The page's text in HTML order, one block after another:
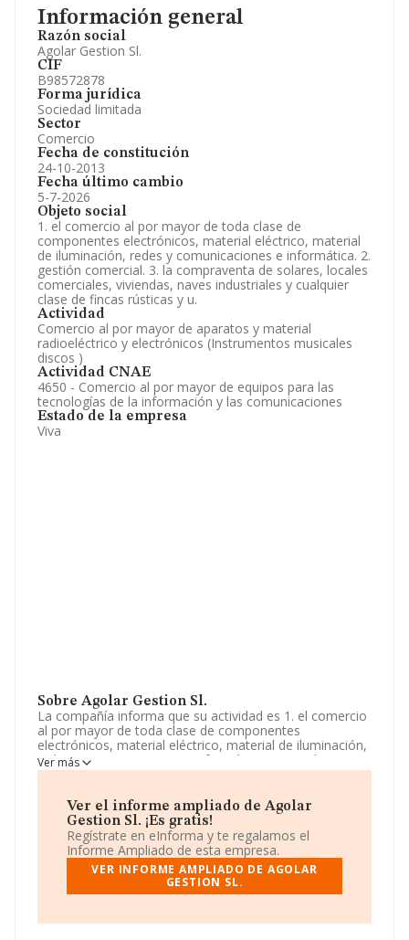
Información general
Razón social
Agolar Gestion Sl.
CIF
B98572878
Forma jurídica
Sociedad limitada
Sector
Comercio
Fecha de constitución
24-10-2013
Fecha último cambio
5-7-2026
Objeto social
1. el comercio al por mayor de toda clase de
componentes electrónicos, material eléctrico, material
de iluminación, redes y comunicaciones e informática. 2.
gestión comercial. 3. la compraventa de solares, locales
comerciales, viviendas, naves industriales y cualquier
clase de fincas rústicas y u.
Actividad
Comercio al por mayor de aparatos y material
radioeléctrico y electrónicos (Instrumentos musicales
discos )
Actividad CNAE
4650 - Comercio al por mayor de equipos para las
tecnologías de la información y las comunicaciones
Estado de la empresa
Viva
Sobre Agolar Gestion Sl.
La compañía informa que su actividad es 1. el comercio
al por mayor de toda clase de componentes
electrónicos, material eléctrico, material de iluminación,
redes y comunicaciones e informática. 2. gestión
comercial. 3. la compraventa de solares, locales
clase de fincas rústicas y u. La empresa está registrada
como Sociedad Limitada. Tiene CNAE: 4650 - '%cnae%'.
La compañía no tiene actividad en mercados exteriores.
Ha tenido un 75% más de empleados y teniendo en
cuenta la información disponible en INFORMA, ha
dispuesto de un número de empleados por encima de la
Ver más
Ver el informe ampliado de Agolar
Gestion Sl. ¡Es gratis!
Regístrate en eInforma y te regalamos el
Informe Ampliado de esta empresa.
VER INFORME AMPLIADO DE AGOLAR
GESTION SL.
Información oficial y registral complementaria.